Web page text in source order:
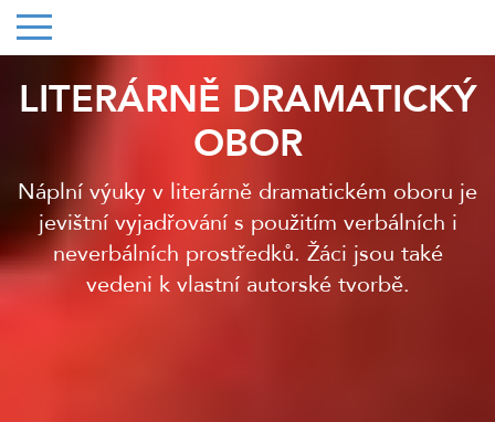
LITERÁRNĚ DRAMATICKÝ
OBOR
Náplní výuky v literárně dramatickém oboru je
jevištní vyjadřování s použitím verbálních i
neverbálních prostředků. Žáci jsou také
vedeni k vlastní autorské tvorbě.